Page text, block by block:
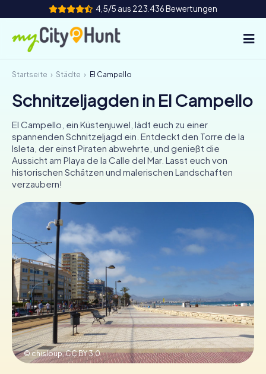
4,5/5 aus 223.436 Bewertungen
So funktioniert's
Städte
Touren
Teamevent
Tickets
FR
IT
NL
Tickets buchen
Gutscheine bestellen
Startseite Städte El Campello
Schnitzeljagden in El Campello
El Campello, ein Küstenjuwel, lädt euch zu einer
spannenden Schnitzeljagd ein. Entdeckt den Torre de la
Isleta, der einst Piraten abwehrte, und genießt die
Aussicht am Playa de la Calle del Mar. Lasst euch von
historischen Schätzen und malerischen Landschaften
verzaubern!
© chisloup,CC BY 3.0